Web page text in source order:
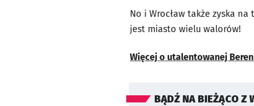
No i Wrocław także zyska na
jest miasto wielu walorów!
Więcej o utalentowanej
BĄDŹ NA BIEŻĄCO Z